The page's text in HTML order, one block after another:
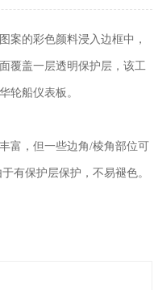
案的彩色颜料浸入边框中，
覆盖一层透明保护层，该工
轮船仪表板。
富，但一些边角/棱角部位可
有保护层保护，不易褪色。